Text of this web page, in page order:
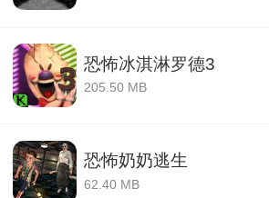
恐怖冰淇淋罗德3
205.50 MB
恐怖奶奶逃生
62.40 MB